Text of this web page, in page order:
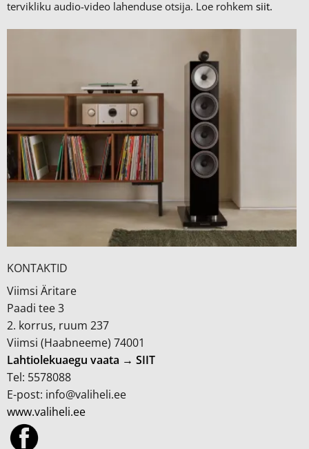
tervikliku audio-video lahenduse otsija. Loe rohkem siit.
KONTAKTID
Viimsi Äritare
Paadi tee 3
2. korrus, ruum 237
Viimsi (Haabneeme) 74001
Lahtiolekuaegu vaata → SIIT
Tel: 5578088
E-post: info@valiheli.ee
www.valiheli.ee